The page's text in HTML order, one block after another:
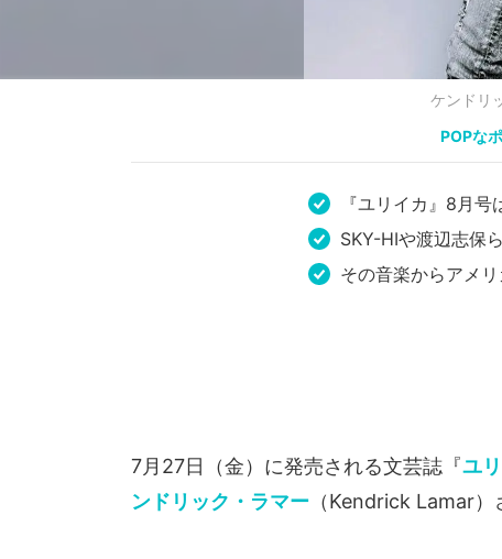
ケンドリ
POPな
『ユリイカ』8月号
SKY-HIや渡辺志保
その音楽からアメ
7月27日（金）に発売される文芸誌『ユ
ンドリック・ラマー （Kendrick Lamar